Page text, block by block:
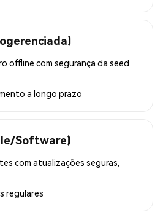
offline com segurança da seed
a longo prazo
Software)
com atualizações seguras,
regulares